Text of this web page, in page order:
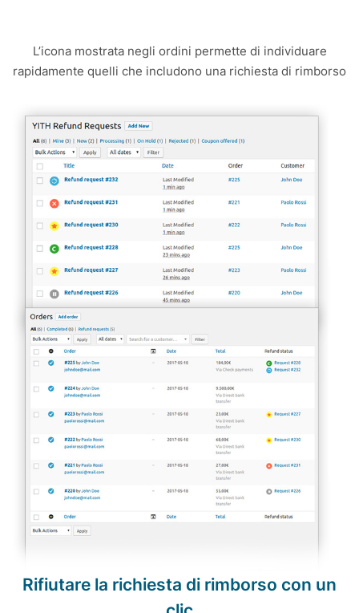
L’icona mostrata negli ordini permette di individuare
rapidamente quelli che includono una richiesta di rimborso
Rifiutare la richiesta di rimborso con un